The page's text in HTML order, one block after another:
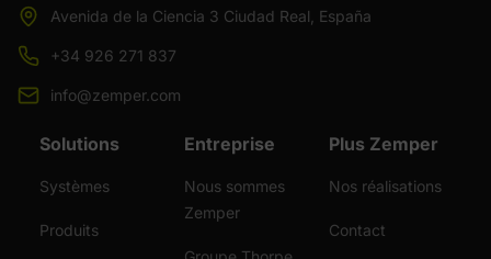
Avenida de la Ciencia 3 Ciudad Real, España
+34 926 271 837
info@zemper.com
Solutions
Systèmes
Produits
Entreprise
Nous sommes
Zemper
Plus Zemper
Nos réalisations
Contact